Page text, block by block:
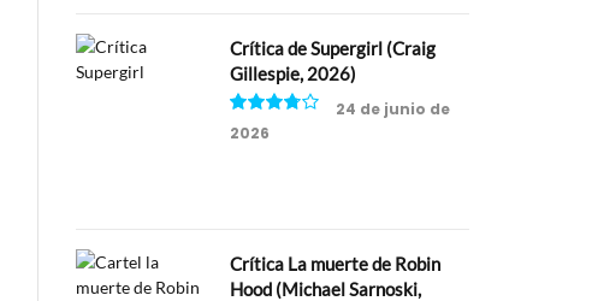
Crítica de Supergirl (Craig
Gillespie, 2026)
7.5
24 de junio de
2026
Crítica La muerte de Robin
Hood (Michael Sarnoski,